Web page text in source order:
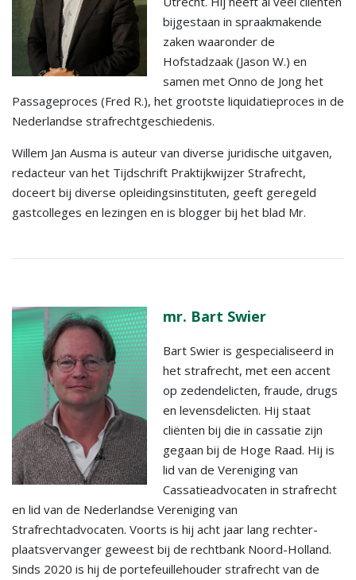
bijgestaan in spraakmakende
zaken waaronder de
Hofstadzaak (Jason W.) en
samen met Onno de Jong het
Passageproces (Fred R.), het grootste liquidatieproces in de
Nederlandse strafrechtgeschiedenis.
Willem Jan Ausma is auteur van diverse juridische uitgaven,
redacteur van het Tijdschrift Praktijkwijzer Strafrecht,
doceert bij diverse opleidingsinstituten, geeft geregeld
gastcolleges en lezingen en is blogger bij het blad Mr.
mr. Bart Swier
Bart Swier is gespecialiseerd in
het strafrecht, met een accent
op zedendelicten, fraude, drugs
en levensdelicten. Hij staat
cliënten bij die in cassatie zijn
gegaan bij de Hoge Raad. Hij is
lid van de Vereniging van
Cassatieadvocaten in strafrecht
en lid van de Nederlandse Vereniging van
Strafrechtadvocaten. Voorts is hij acht jaar lang rechter-
plaatsvervanger geweest bij de rechtbank Noord-Holland.
Sinds 2020 is hij de portefeuillehouder strafrecht van de